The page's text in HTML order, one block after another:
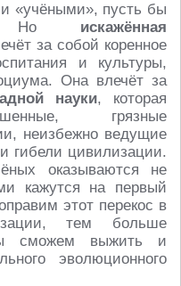
«учёными», пусть бы
Но искажённая
за собой коренное
и культуры,
Она влечёт за
науки, которая
грязные
неизбежно ведущие
гибели цивилизации.
оказываются не
кажутся на первый
этот перекос в
тем больше
сможем выжить и
эволюционного